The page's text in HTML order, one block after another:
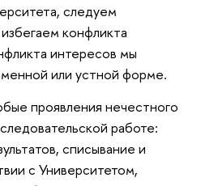
следуем
конфликта
интересов мы
или устной форме.
проявления нечестного
работе:
списывание и
с Университетом,